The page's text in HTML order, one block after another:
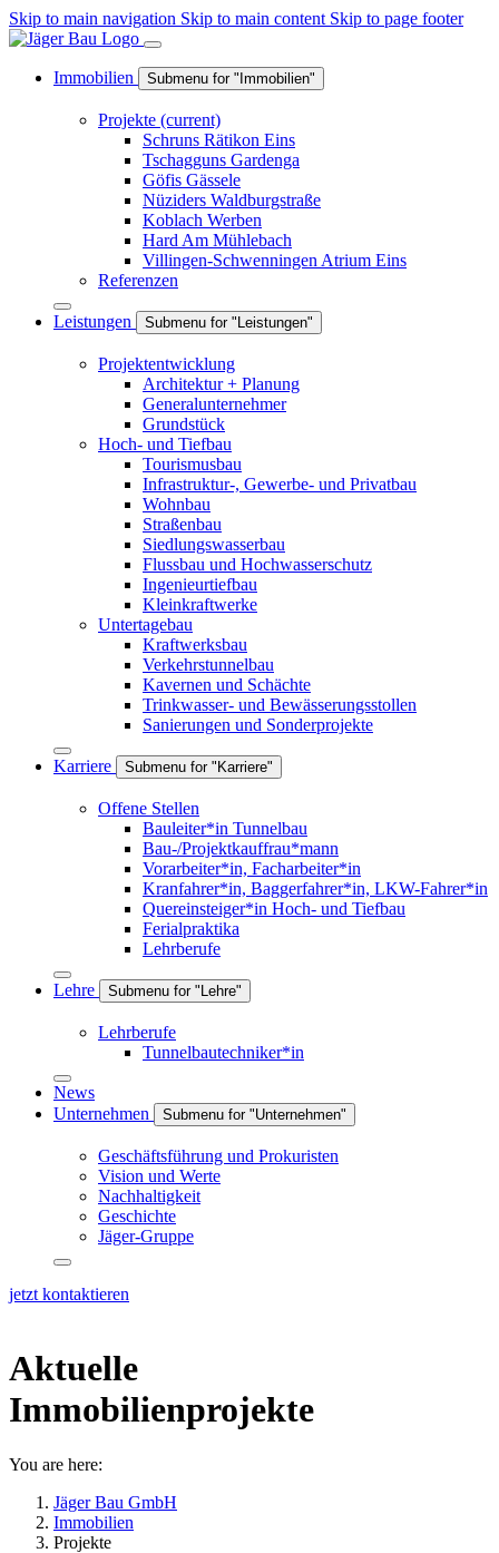
Skip to main navigation Skip to main content Skip to page footer
Immobilien Submenu for "Immobilien"
Projekte (current)
Schruns Rätikon Eins
Tschagguns Gardenga
Göfis Gässele
Nüziders Waldburgstraße
Koblach Werben
Hard Am Mühlebach
Villingen-Schwenningen Atrium Eins
Referenzen
Leistungen Submenu for "Leistungen"
Projektentwicklung
Architektur + Planung
Generalunternehmer
Grundstück
Hoch- und Tiefbau
Tourismusbau
Infrastruktur-, Gewerbe- und Privatbau
Wohnbau
Straßenbau
Siedlungswasserbau
Flussbau und Hochwasserschutz
Ingenieurtiefbau
Kleinkraftwerke
Untertagebau
Kraftwerksbau
Verkehrstunnelbau
Kavernen und Schächte
Trinkwasser- und Bewässerungsstollen
Sanierungen und Sonderprojekte
Karriere Submenu for "Karriere"
Offene Stellen
Bauleiter*in Tunnelbau
Bau-/Projektkauffrau*mann
Vorarbeiter*in, Facharbeiter*in
Kranfahrer*in, Baggerfahrer*in, LKW-Fahrer*in
Quereinsteiger*in Hoch- und Tiefbau
Ferialpraktika
Lehrberufe
Lehre Submenu for "Lehre"
Lehrberufe
Tunnelbautechniker*in
News
Unternehmen
Submenu for "Unternehmen"
Geschäftsführung und Prokuristen
Vision und Werte
Nachhaltigkeit
Geschichte
Jäger-Gruppe
jetzt kontaktieren
Aktuelle
Immobilienprojekte
You are here:
Jäger Bau GmbH
Immobilien
Projekte